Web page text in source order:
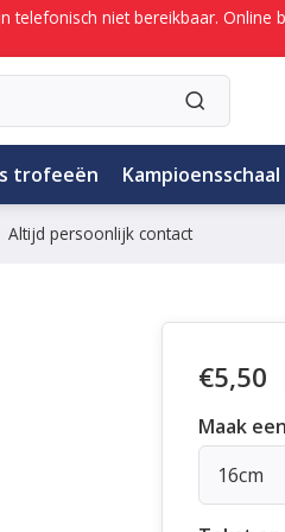
telefonisch niet bereikbaar.
trofeeën Kampioensschaal
Altijd persoonlijk contact
€5,50
Maak
16cm